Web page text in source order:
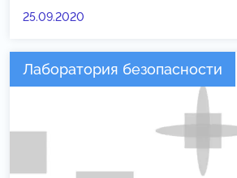
25.09.2020
Лаборатория безопасности